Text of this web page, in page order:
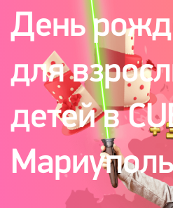
День
для
детей в
Мариуполь